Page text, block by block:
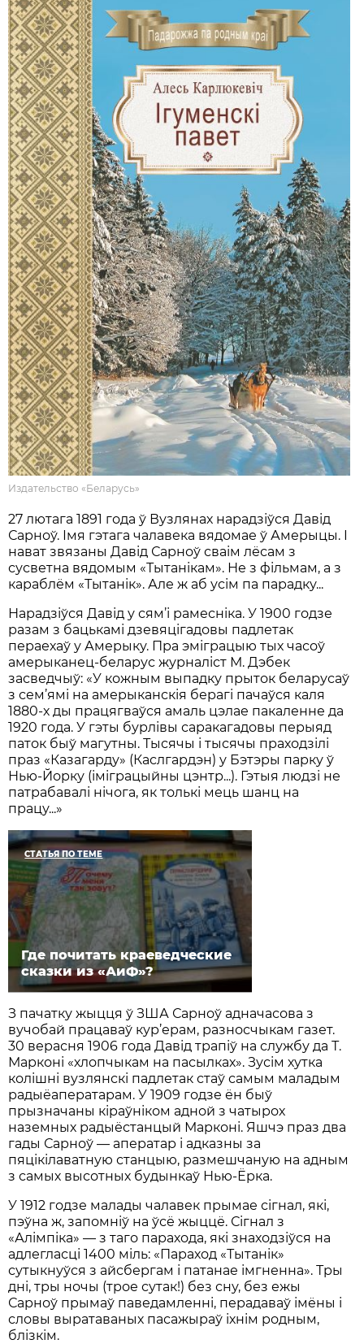
Издательство «Беларусь»
27 лютага 1891 года ў Вузлянах нарадзіўся Давід
Сарноў. Імя гэтага чалавека вядомае ў Амерыцы. I
нават звязаны Давід Сарноў сваім лёсам з
сусветна вядомым «Тытанікам». Не з фільмам, а з
караблём «Тытанік». Але ж аб усім па парадку...
Нарадзіўся Давід у сям’і рамесніка. У 1900 годзе
разам з бацькамі дзевяцігадовы падлетак
пераехаў у Амерыку. Пра эміграцыю тых часоў
амерыканец-беларус журналіст М. Дэбек
засведчыў: «У кожным выпадку прыток беларусаў
з сем’ямі на амерыканскія берагі пачаўся каля
1880-х ды працягваўся амаль цэлае пакаленне да
1920 года. У гэты бурлівы саракагадовы перыяд
паток быў магутны. Тысячы і тысячы праходзілі
праз «Казагарду» (Каслгардэн) у Бэтэры парку ў
Нью-Йорку (іміграцыйны цэнтр...). Гэтыя людзі не
патрабавалі нічога, як толькі мець шанц на
працу...»
СТАТЬЯ ПО ТЕМЕ
Где почитать краеведческие
сказки из «АиФ»?
З пачатку жыцця ў ЗША Сарноў адначасова з
вучобай працаваў кур’ерам, разносчыкам газет.
30 верасня 1906 года Давід трапіў на службу да Т.
Марконі «хлопчыкам на пасылках». Зусім хутка
колішні вузлянскі падлетак стаў самым маладым
радыёаператарам. У 1909 годзе ён быў
прызначаны кіраўніком адной з чатырох
наземных радыёстанцый Марконі. Яшчэ праз два
гады Сарноў — аператар і адказны за
пяцікілаватную станцыю, размешчаную на адным
з самых высотных будынкаў Нью-Ёрка.
У 1912 годзе малады чалавек прымае сігнал, які,
пэўна ж, запомніў на ўсё жыццё. Сігнал з
«Алімпіка» — з таго парахода, які знаходзіўся на
адлегласці 1400 міль: «Параход «Тытанік»
сутыкнуўся з айсбергам і патанае імгненна». Тры
дні, тры ночы (трое сутак!) без сну, без ежы
Сарноў прымаў паведамленні, перадаваў імёны і
словы выратаваных пасажыраў іхнім родным,
блізкім.